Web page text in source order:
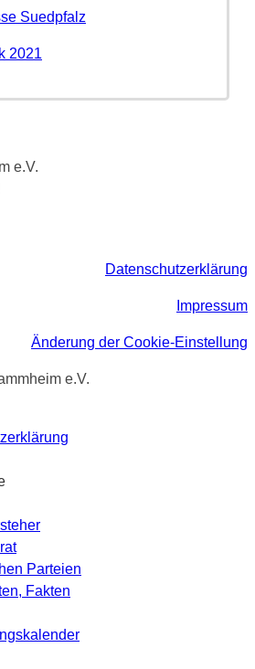
e.V.
Datenschutzerklärung
Impressum
Änderung der Cookie-Einstellung
e.V.
Parteien
Fakten